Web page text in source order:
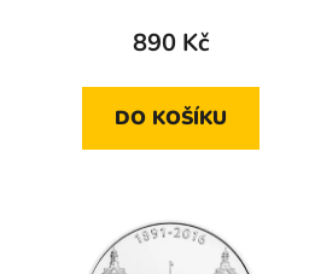
proof
890 Kč
DO KOŠÍKU